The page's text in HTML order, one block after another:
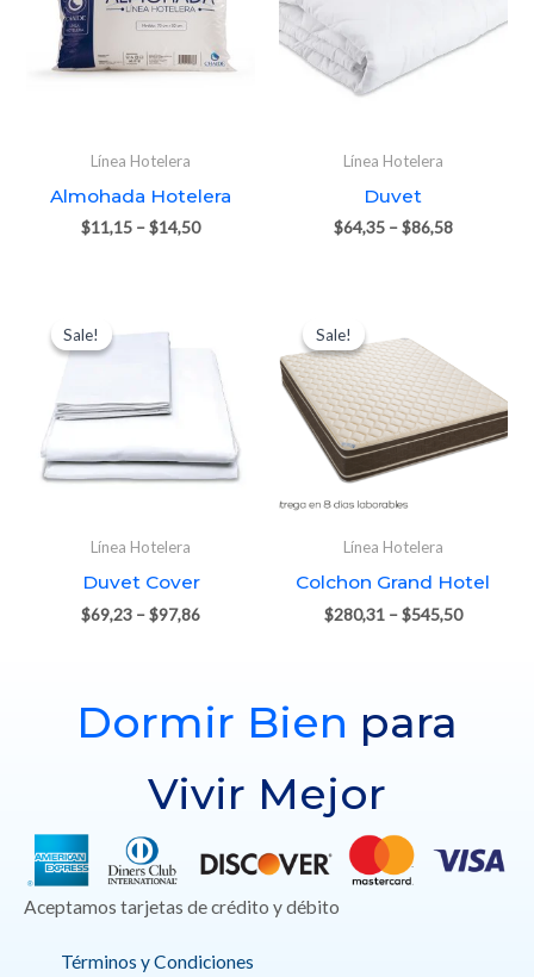
Línea Hotelera
Almohada Hotelera
$11,15 –$14,50
Línea Hotelera
Duvet
$64,35–$86,58
Sale!
Sale!
Línea Hotelera
Duvet Cover
$69,23 –$97,86
Sale!
Sale!
Línea Hotelera
Colchon Grand Hotel
$280,31–$545,50
Términos y Condiciones
Dormir Bien para
Vivir Mejor
Aceptamos tarjetas de crédito y débito